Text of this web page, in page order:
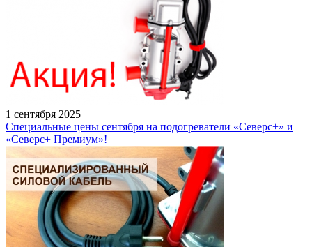
1 сентября 2025
Специальные цены сентября на подогреватели «Северс+» и
«Северс+ Премиум»!